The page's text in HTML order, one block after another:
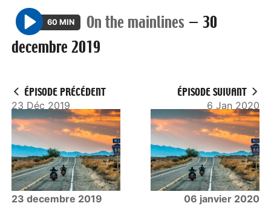
P
l
60 MIN On the mainlines — 30
decembre 2019
ÉPISODE PRÉCÉDENT
23 Déc 2019
23 decembre 2019
ÉPISODE SUIVANT
6 Jan 2020
06 janvier 2020